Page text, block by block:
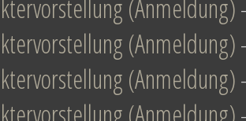
(Anmeldung)
(Anmeldung)
(Anmeldung)